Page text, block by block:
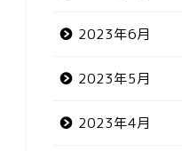
2023年6月
2023年5月
2023年4月